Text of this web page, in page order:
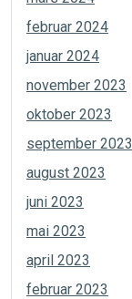
februar 2024
januar 2024
november 2023
oktober 2023
september 2023
august 2023
juni 2023
mai 2023
april 2023
februar 2023